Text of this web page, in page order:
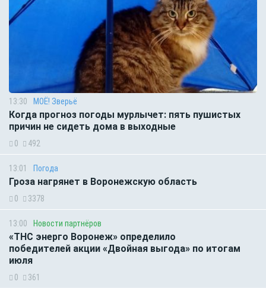
13:30 МОЁ! Зверьё
Когда прогноз погоды мурлычет: пять пушистых
причин не сидеть дома в выходные
0 492
13:01 Погода
Гроза нагрянет в Воронежскую область
0 3378
13:00 Новости партнёров
«ТНС энерго Воронеж» определило
победителей акции «Двойная выгода» по итогам
июля
0 361